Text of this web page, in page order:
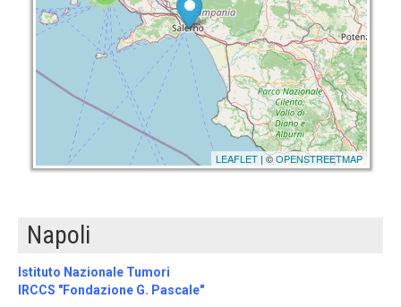
LEAFLET | ©OPENSTREETMAP
Napoli
Istituto Nazionale Tumori
IRCCS "Fondazione G. Pascale"